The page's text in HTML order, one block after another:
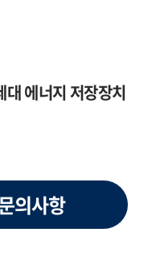
에너지 저장장치
의사항